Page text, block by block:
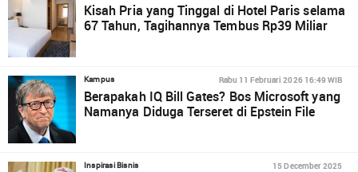
Kisah Pria yang Tinggal di Hotel Paris selama
67 Tahun, Tagihannya Tembus Rp39 Miliar
Kampus Rabu 11 Februari 2026 16:49 WIB
Berapakah IQ Bill Gates? Bos Microsoft yang
Namanya Diduga Terseret di Epstein File
Inspirasi Bisnis 15 December 2025